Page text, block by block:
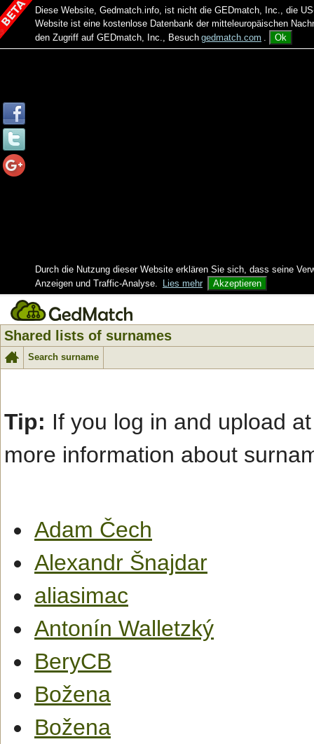
Diese Website, Gedmatch.info, ist nicht die GEDmatch, Inc., die
Website ist eine kostenlose Datenbank der mitteleuropäischen
den Zugriff auf GEDmatch, Inc., Besuch gedmatch.com . Ok
Durch die Nutzung dieser Website erklären Sie sich, dass seine
Anzeigen und Traffic-Analyse.
Lies mehr Akzeptieren
Shared lists of surnames
Search surname
Tip: If you log in and upload
more information about
Adam Čech
Alexandr Šnajdar
aliasimac
Antonín Walletzký
BeryCB
Božena
Božena